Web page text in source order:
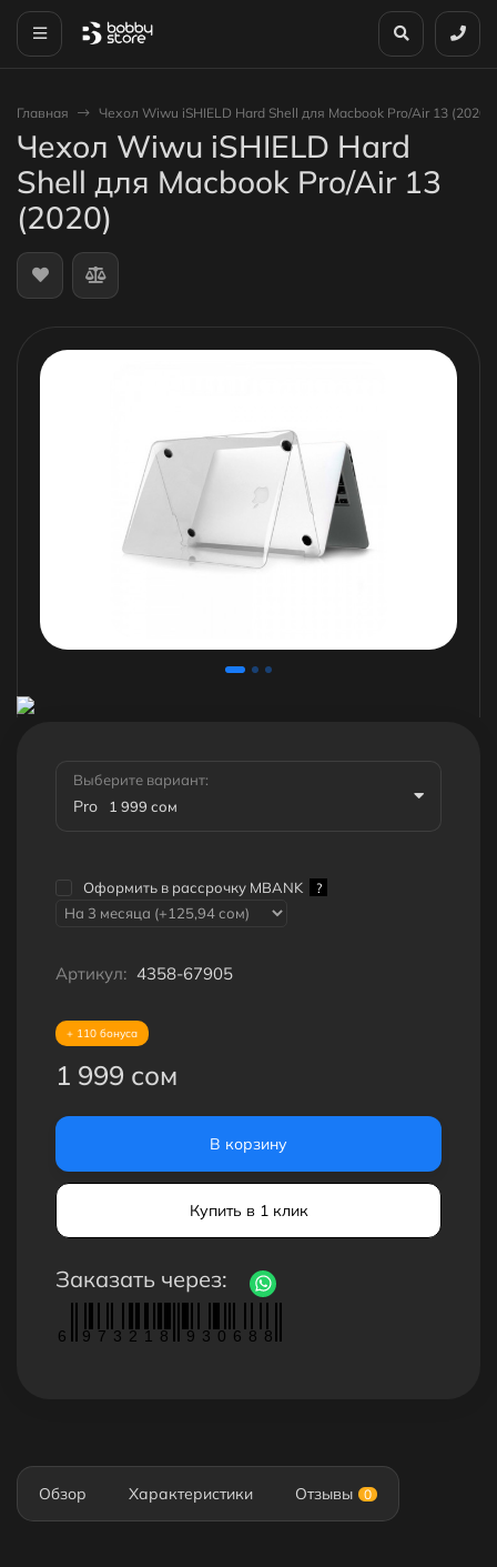
Главная Чехол Wiwu iSHIELD Hard Shell для Macbook Pro/Air 13 (2020)
Чехол Wiwu iSHIELD Hard
Shell для Macbook Pro/Air 13
(2020)
Выберите вариант:
Pro 1 999 сом
Оформить в рассрочку MBANK ?
Артикул: 4358-67905
+ 110 бонуса
1 999 сом
В корзину
Купить в 1 клик
Заказать через:
6 9 7 3 2 1 8 9 3 0 6 8 8
Обзор Характеристики Отзывы 0